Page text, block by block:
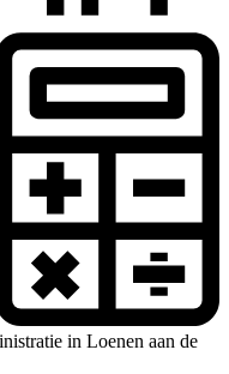
in Loenen aan de